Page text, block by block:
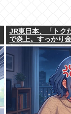
JR東日本、「トク
で炎上。すっかり
な